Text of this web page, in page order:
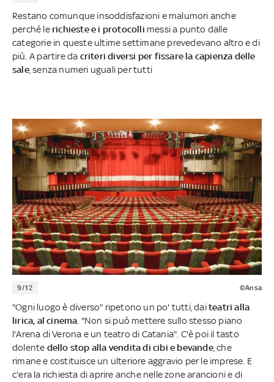
Restano comunque insoddisfazioni e malumori anche
perché le richieste e i protocolli messi a punto dalle
categorie in queste ultime settimane prevedevano altro e di
più. A partire da criteri diversi per fissare la capienza delle
sale, senza numeri uguali per tutti
9/12 ©Ansa
"Ogni luogo è diverso" ripetono un po' tutti, daiteatri alla
lirica, al cinema. "Non si può mettere sullo stesso piano
l'Arena di Verona e un teatro di Catania". C'è poi il tasto
dolente dello stop alla vendita di cibi e bevande, che
rimane e costituisce un ulteriore aggravio per le imprese. E
c'era la richiesta di aprire anche nelle zone arancioni e di